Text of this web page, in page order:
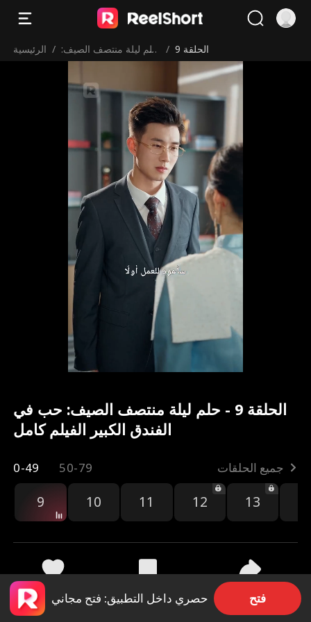
الرئيسية / حلم ليلة منتصف الصيف:
/ الحلقة 9
الحلقة 9 - حلم ليلة منتصف الصيف: حب في
الفندق الكبير الفيلم كامل
0-49 50-79 جميع الحلقات
9 10 11 12 13
414 8.7k مشاركة حصري داخل التطبيق: فتح مجاني فتح